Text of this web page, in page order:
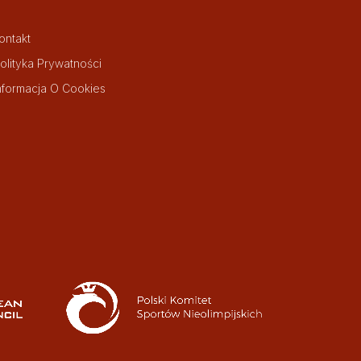
Prywatności
O Cookies